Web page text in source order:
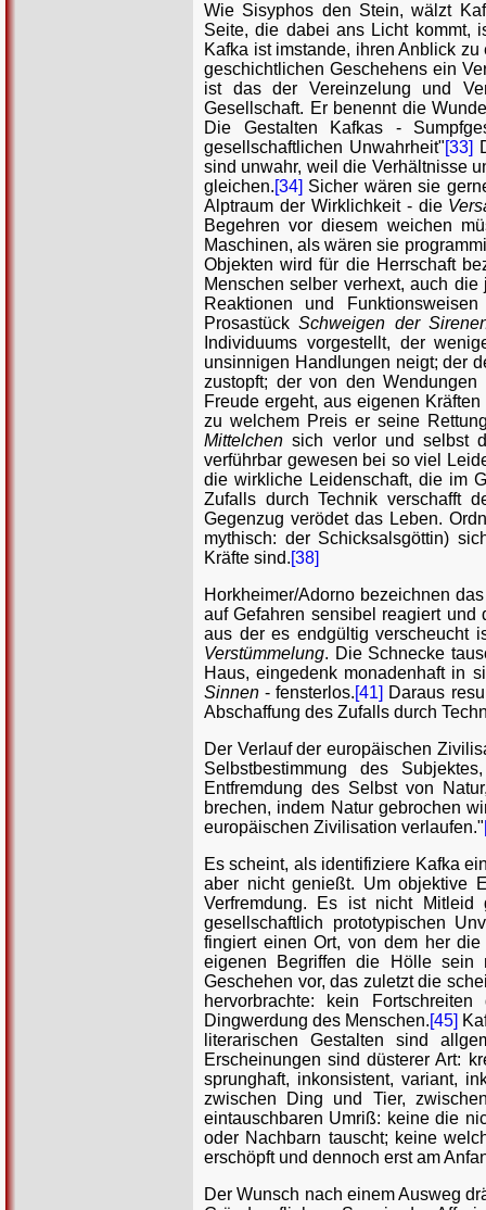
Wie Sisyphos den Stein, wälzt
Seite, die dabei ans Licht kommt,
Kafka ist imstande, ihren Anblick zu
geschichtlichen Geschehens ein
ist das der Vereinzelung und
Gesellschaft. Er benennt die
Die Gestalten Kafkas -
gesellschaftlichen Unwahrheit"[33]
sind unwahr, weil die Verhältnisse
gleichen.[34] Sicher wären sie
Alptraum der Wirklichkeit - die
Begehren vor diesem weichen
Maschinen, als wären sie
Objekten wird für die Herrschaft
Menschen selber verhext, auch
Reaktionen und
ProsastückSchweigen der
Individuums vorgestellt, der
unsinnigen Handlungen neigt; der
zustopft; der von den
Freude ergeht, aus eigenen
zu welchem Preis er seine
Mittelchen sich verlor und selbst
verführbar gewesen bei so viel
die wirkliche Leidenschaft, die im
Zufalls durch Technik verschafft
Gegenzug verödet das Leben.
mythisch: der Schicksalsgöttin)
Kräfte sind.[38]
Horkheimer/Adorno bezeichnen
auf Gefahren sensibel reagiert
aus der es endgültig verscheucht
Verstümmelung. Die Schnecke
Haus, eingedenk monadenhaft in
Sinnen - fensterlos.[41] Daraus
Abschaffung des Zufalls durch
Der Verlauf der europäischen
Selbstbestimmung des
Entfremdung des Selbst von
brechen, indem Natur gebrochen
europäischen Zivilisation verlaufen."
Es scheint, als identifiziere Kafka
aber nicht genießt. Um objektive
Verfremdung. Es ist nicht Mitleid
gesellschaftlich prototypischen
fingiert einen Ort, von dem her
eigenen Begriffen die Hölle sein
Geschehen vor, das zuletzt die
hervorbrachte: kein
Dingwerdung des Menschen.[45]
literarischen Gestalten sind
Erscheinungen sind düsterer Art:
sprunghaft, inkonsistent, variant,
zwischen Ding und Tier,
eintauschbaren Umriß: keine die
oder Nachbarn tauscht; keine
erschöpft und dennoch erst am
Der Wunsch nach einem Ausweg